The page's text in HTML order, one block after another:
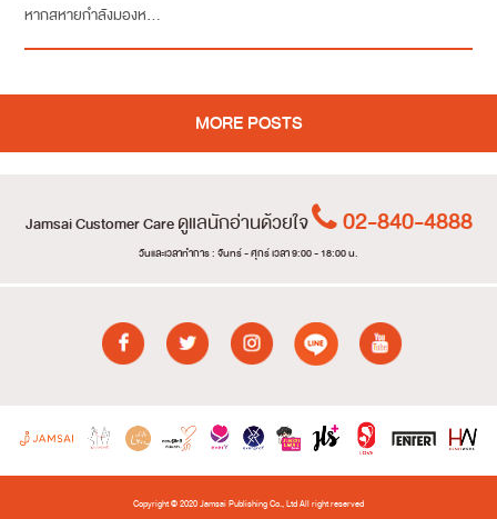
หากสหายกำลังมองห...
MORE POSTS
Jamsai Customer Careดูแลนักอ่านด้วยใจ 02-840-4888
วันและเวลาทำการ : จันทร์ - ศุกร์ เวลา 9:00 - 18:00 น.
Copyright © 2020 Jamsai Publishing Co., Ltd All right reserved